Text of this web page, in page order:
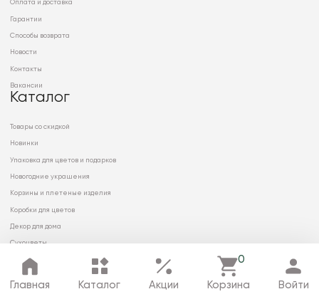
Главная Каталог Акции
0
Корзина Войти
Оплата и доставка
Гарантии
Способы возврата
Новости
Контакты
Вакансии
Каталог
Товары со скидкой
Новинки
Упаковка для цветов и подарков
Новогодние украшения
Корзины и плетеные изделия
Коробки для цветов
Декор для дома
Сухоцветы
© 2026 ООО «МИРРЭЙ»